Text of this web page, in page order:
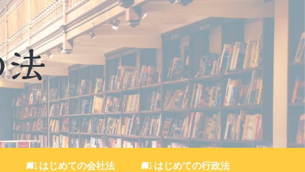
はじめての会社法 はじめての行政法